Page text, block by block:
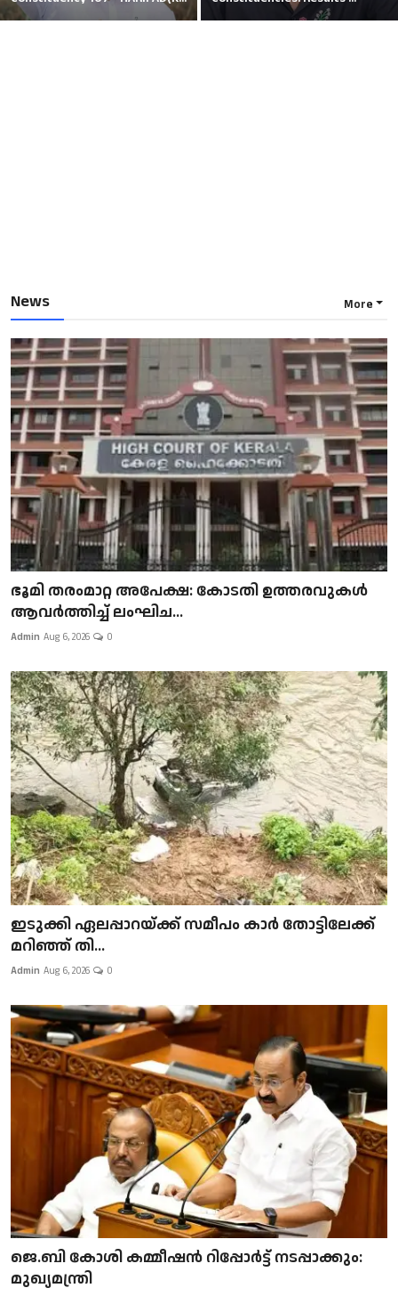
News More
ഭൂമി തരംമാറ്റ അപേക്ഷ: കോടതി ഉത്തരവുകൾ
ആവർത്തിച്ച് ലംഘിച...
Admin Aug 6, 2026 0
ഇടുക്കി ഏലപ്പാറയ്ക്ക് സമീപം കാർ തോട്ടിലേക്ക്
മറിഞ്ഞ് തി...
Admin Aug 6, 2026 0
ജെ.ബി കോശി കമ്മീഷൻ റിപ്പോർട്ട് നടപ്പാക്കും:
മുഖ്യമന്ത്രി